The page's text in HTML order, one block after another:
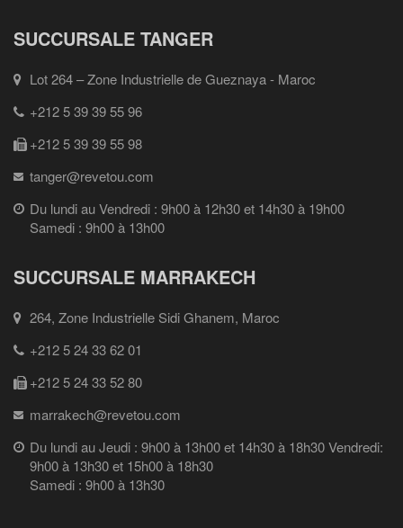
SUCCURSALE TANGER
Lot 264 – Zone Industrielle de Gueznaya - Maroc
+212 5 39 39 55 96
+212 5 39 39 55 98
tanger@revetou.com
Du lundi au Vendredi : 9h00 à 12h30 et 14h30 à 19h00
Samedi : 9h00 à 13h00
SUCCURSALE MARRAKECH
264, Zone Industrielle Sidi Ghanem, Maroc
+212 5 24 33 62 01
+212 5 24 33 52 80
marrakech@revetou.com
Du lundi au Jeudi : 9h00 à 13h00 et 14h30 à 18h30 Vendredi:
9h00 à 13h30 et 15h00 à 18h30
Samedi : 9h00 à 13h30